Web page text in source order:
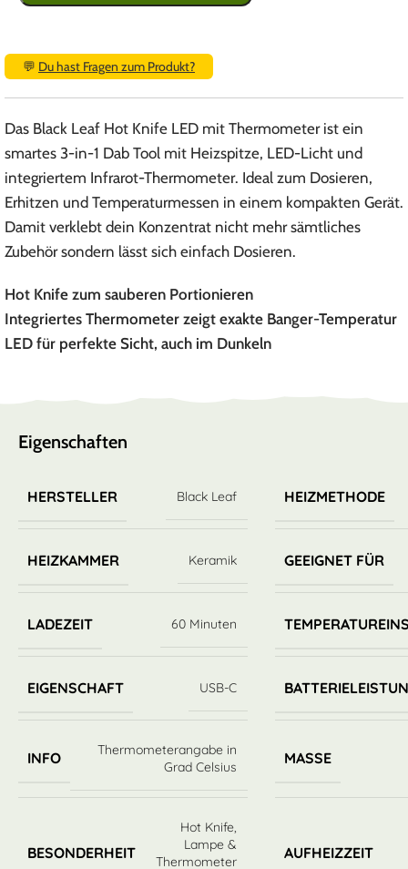
💬 Du hast Fragen zum Produkt?
Das Black Leaf Hot Knife LED mit Thermometer ist ein
smartes 3-in-1 Dab Tool mit Heizspitze, LED-Licht und
integriertem Infrarot-Thermometer. Ideal zum Dosieren,
Erhitzen und Temperaturmessen in einem kompakten Gerät.
Damit verklebt dein Konzentrat nicht mehr sämtliches
Zubehör sondern lässt sich einfach Dosieren.
Hot Knife zum sauberen Portionieren
Integriertes Thermometer zeigt exakte Banger-Temperatur
LED für perfekte Sicht, auch im Dunkeln
Eigenschaften
HERSTELLER Black Leaf HEIZMETHODE
HEIZKAMMER Keramik GEEIGNET FÜR
LADEZEIT 60 Minuten
EIGENSCHAFT USB-C
INFO
Thermometerangabe in
Grad Celsius
MASSE
BESONDERHEIT
Hot Knife,
Lampe &
Thermometer
AUFHEIZZEIT